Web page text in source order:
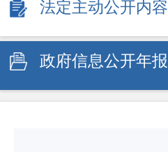
法定主动公开内容
政府信息公开年报